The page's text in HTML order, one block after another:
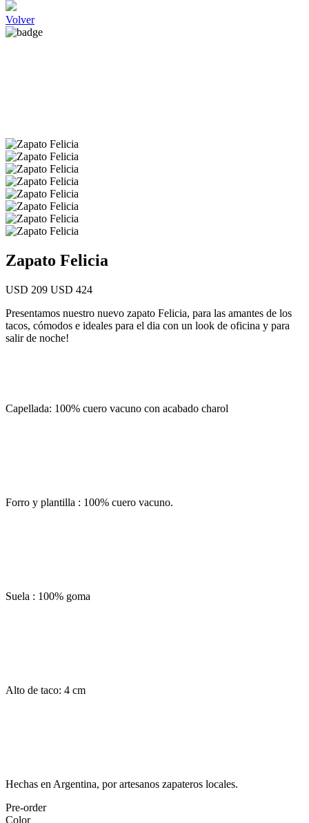
Volver
Zapato Felicia
USD 209 USD 424
Presentamos nuestro nuevo zapato Felicia, para las amantes de los
tacos, cómodos e ideales para el dia con un look de oficina y para
salir de noche!
Capellada: 100% cuero vacuno con acabado charol
Forro y plantilla : 100% cuero vacuno.
Suela : 100% goma
Alto de taco: 4 cm
Hechas en Argentina, por artesanos zapateros locales.
Pre-order
Color